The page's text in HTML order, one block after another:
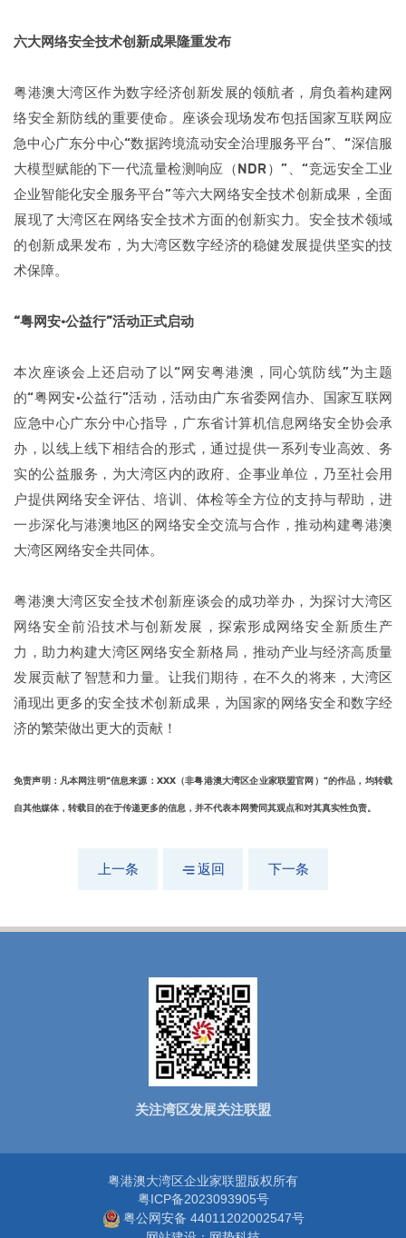
六大网络安全技术创新成果隆重发布
粤港澳大湾区作为数字经济创新发展的领航者，肩负着构建网
络安全新防线的重要使命。座谈会现场发布包括国家互联网应
急中心广东分中心“数据跨境流动安全治理服务平台”、“深信服
大模型赋能的下一代流量检测响应（NDR）”、“竞远安全工业
企业智能化安全服务平台”等六大网络安全技术创新成果，全面
展现了大湾区在网络安全技术方面的创新实力。安全技术领域
的创新成果发布，为大湾区数字经济的稳健发展提供坚实的技
术保障。
“粤网安·公益行”活动正式启动
本次座谈会上还启动了以“网安粤港澳，同心筑防线”为主题
的“粤网安·公益行”活动，活动由广东省委网信办、国家互联网
应急中心广东分中心指导，广东省计算机信息网络安全协会承
办，以线上线下相结合的形式，通过提供一系列专业高效、务
实的公益服务，为大湾区内的政府、企事业单位，乃至社会用
户提供网络安全评估、培训、体检等全方位的支持与帮助，进
一步深化与港澳地区的网络安全交流与合作，推动构建粤港澳
大湾区网络安全共同体。
粤港澳大湾区安全技术创新座谈会的成功举办，为探讨大湾区
网络安全前沿技术与创新发展，探索形成网络安全新质生产
力，助力构建大湾区网络安全新格局，推动产业与经济高质量
发展贡献了智慧和力量。让我们期待，在不久的将来，大湾区
涌现出更多的安全技术创新成果，为国家的网络安全和数字经
济的繁荣做出更大的贡献！
免责声明：凡本网注明“信息来源：XXX（非粤港澳大湾区企业家联盟官网）”的作品，均转载
自其他媒体，转载目的在于传递更多的信息，并不代表本网赞同其观点和对其真实性负责。
上一条 返回 下一条
关注湾区发展关注联盟
粤港澳大湾区企业家联盟版权所有
粤ICP备2023093905号
粤公网安备 44011202002547号